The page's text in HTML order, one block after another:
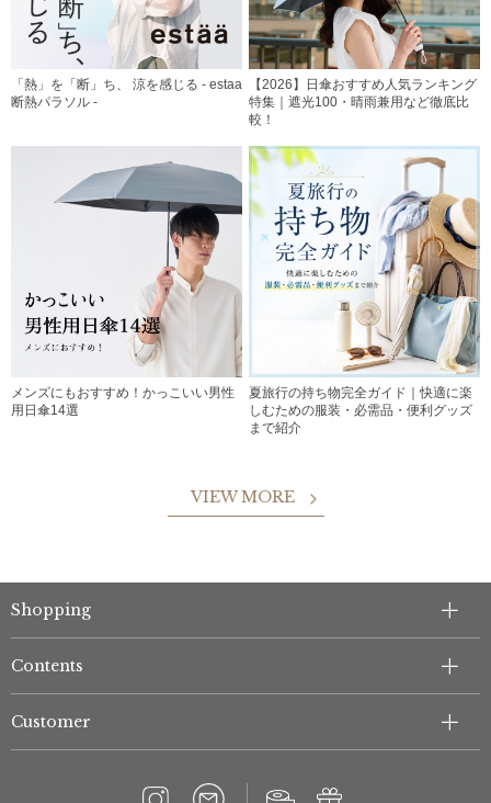
「熱」を「断」ち、 涼を感じる - estaa
断熱パラソル -
【2026】日傘おすすめ人気ランキング
特集｜遮光100・晴雨兼用など徹底比
較！
メンズにもおすすめ！かっこいい男性
用日傘14選
夏旅行の持ち物完全ガイド｜快適に楽
しむための服装・必需品・便利グッズ
まで紹介
VIEW MORE
Shopping
Contents
Customer